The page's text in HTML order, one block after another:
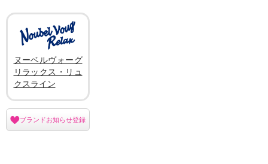
ヌーベルヴォーグ
リラックス・リュ
クスライン
ブランドお知らせ登録